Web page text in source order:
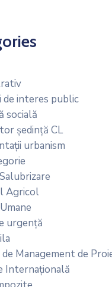
interes public
socială
ședință CL
urbanism
Agricol
urgență
Management de
Internațională